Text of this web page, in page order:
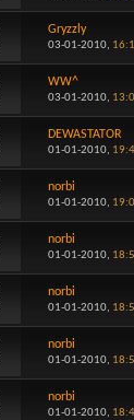
Gryzzly
03-01-2010,
WW^
03-01-2010,
DEWASTATOR
01-01-2010,
norbi
01-01-2010,
norbi
01-01-2010,
norbi
01-01-2010,
norbi
01-01-2010,
norbi
01-01-2010,